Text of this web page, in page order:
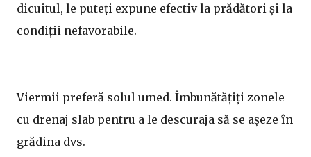
dicuitul, le puteți expune efectiv la prădători și la
condiții nefavorabile.
Viermii preferă solul umed. Îmbunătățiți zonele
cu drenaj slab pentru a le descuraja să se așeze în
grădina dvs.